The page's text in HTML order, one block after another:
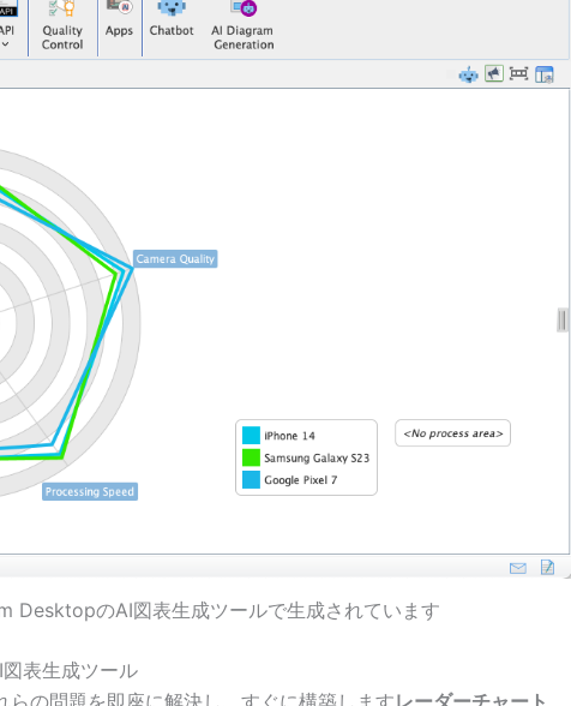
DesktopのAI図表生成ツールで生成されています
表生成ツール
の問題を即座に解決し、すぐに構築しますレーダーチャート